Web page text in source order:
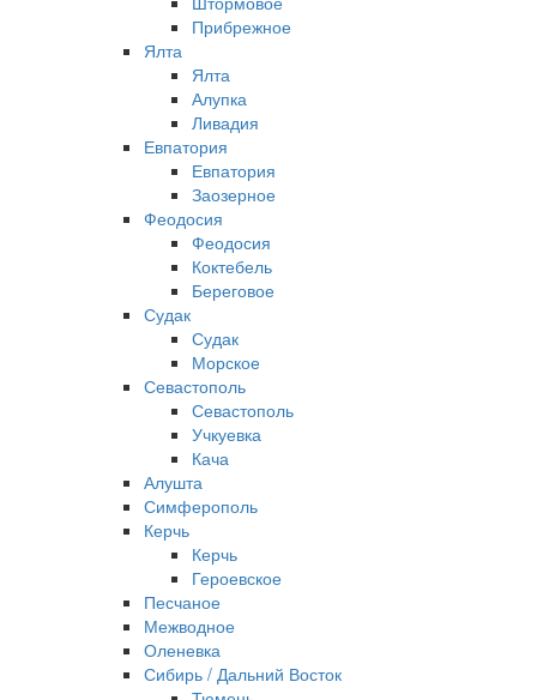
Прибрежное
Ялта
Ялта
Алупка
Ливадия
Евпатория
Евпатория
Заозерное
Феодосия
Феодосия
Коктебель
Береговое
Судак
Судак
Морское
Севастополь
Севастополь
Учкуевка
Кача
Алушта
Симферополь
Керчь
Керчь
Героевское
Песчаное
Межводное
Оленевка
Сибирь / Дальний Восток